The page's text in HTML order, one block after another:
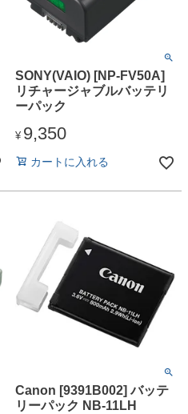
SONY(VAIO) [NP-FV50A]
リチャージャブルバッテリ
ーパック
¥ 9,350
カートに入れる
Canon [9391B002] バッテ
リーパック NB-11LH